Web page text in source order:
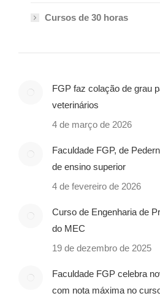
Cursos de 30 horas
FGP faz colação de grau
veterinários
4 de março de 2026
Faculdade FGP, de
de ensino superior
4 de fevereiro de 2026
Curso de Engenharia de
do MEC
19 de dezembro de 2025
Faculdade FGP celebra
com nota máxima no